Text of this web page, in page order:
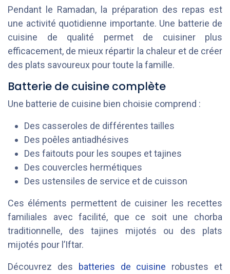
Pendant le Ramadan, la préparation des repas est
une activité quotidienne importante. Une batterie de
cuisine de qualité permet de cuisiner plus
efficacement, de mieux répartir la chaleur et de créer
des plats savoureux pour toute la famille.
Batterie de cuisine complète
Une batterie de cuisine bien choisie comprend :
Des casseroles de différentes tailles
Des poêles antiadhésives
Des faitouts pour les soupes et tajines
Des couvercles hermétiques
Des ustensiles de service et de cuisson
Ces éléments permettent de cuisiner les recettes
familiales avec facilité, que ce soit une chorba
traditionnelle, des tajines mijotés ou des plats
mijotés pour l’Iftar.
Découvrez des batteries de cuisine robustes et